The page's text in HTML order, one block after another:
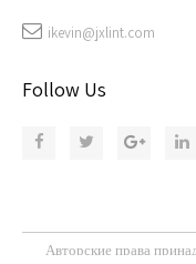
ikevin@jxlint.com
Follow Us
Авторские права